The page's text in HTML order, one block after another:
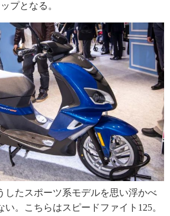
プとなる。
したスポーツ系モデルを思い浮かべ
。こちらはスピードファイト125。